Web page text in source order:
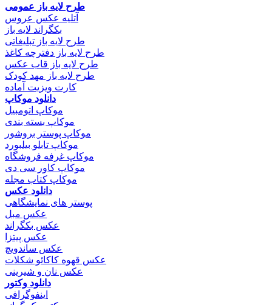
طرح لایه باز عمومی
آتلیه عکس عروس
بکگراند لایه باز
طرح لایه باز تبلیغاتی
طرح لایه باز دفترچه کاغذ
طرح لایه باز قاب عکس
طرح لایه باز مهد کودک
کارت ویزیت آماده
دانلود موکاپ
موکاپ اتومبیل
موکاپ بسته بندی
موکاپ پوستر بروشور
موکاپ تابلو بیلبورد
موکاپ غرفه فروشگاه
موکاپ کاور سی دی
موکاپ کتاب مجله
دانلود عکس
پوستر های نمایشگاهی
عکس مبل
عکس بکگراند
عکس پیتزا
عکس ساندویچ
عکس قهوه کاکائو شکلات
عکس نان و شیرینی
دانلود وکتور
اینفوگرافی